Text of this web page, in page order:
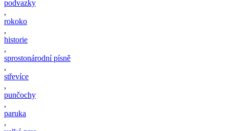
podvazky
,
rokoko
,
historie
,
sprostonárodní písně
,
střevíce
,
punčochy
,
paruka
,